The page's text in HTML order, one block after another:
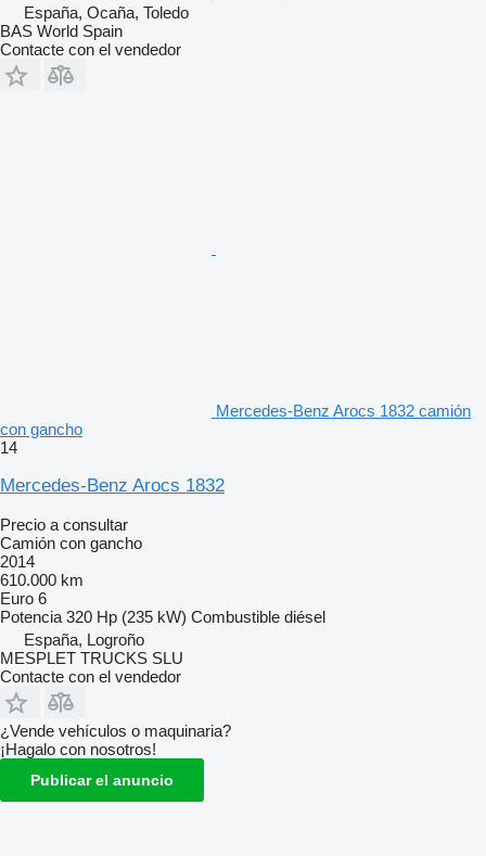
España, Ocaña, Toledo
BAS World Spain
Contacte con el vendedor
Mercedes-Benz Arocs 1832 camión
con gancho
14
Mercedes-Benz Arocs 1832
Precio a consultar
Camión con gancho
2014
610.000 km
Euro 6
Potencia 320 Hp (235 kW) Combustible diésel
España, Logroño
MESPLET TRUCKS SLU
Contacte con el vendedor
¿Vende vehículos o maquinaria?
¡Hagalo con nosotros!
Publicar el anuncio